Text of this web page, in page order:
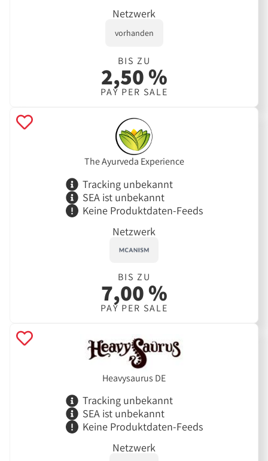
Netzwerk
vorhanden
BIS ZU
2,50 %
PAY PER SALE
The Ayurveda Experience
Tracking unbekannt
SEA ist unbekannt
Keine Produktdaten-Feeds
Netzwerk
BIS ZU
7,00 %
PAY PER SALE
Heavysaurus DE
Tracking unbekannt
SEA ist unbekannt
Keine Produktdaten-Feeds
Netzwerk